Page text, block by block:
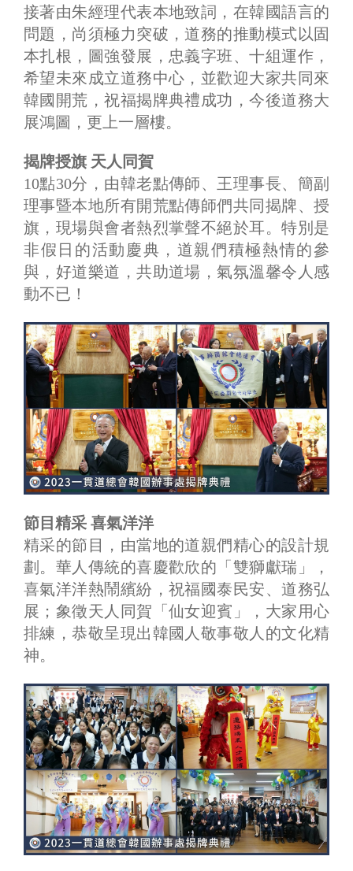
接著由朱經理代表本地致詞，在韓國語言的
問題，尚須極力突破，道務的推動模式以固
本扎根，圖強發展，忠義字班、十組運作，
希望未來成立道務中心，並歡迎大家共同來
韓國開荒，祝福揭牌典禮成功，今後道務大
展鴻圖，更上一層樓。
揭牌授旗 天人同賀
10點30分，由韓老點傳師、王理事長、簡副
理事暨本地所有開荒點傳師們共同揭牌、授
旗，現場與會者熱烈掌聲不絕於耳。特別是
非假日的活動慶典，道親們積極熱情的參
與，好道樂道，共助道場，氣氛溫馨令人感
動不已！
節目精采 喜氣洋洋
精采的節目，由當地的道親們精心的設計規
劃。華人傳統的喜慶歡欣的「雙獅獻瑞」，
喜氣洋洋熱鬧繽紛，祝福國泰民安、道務弘
展；象徵天人同賀「仙女迎賓」，大家用心
排練，恭敬呈現出韓國人敬事敬人的文化精
神。